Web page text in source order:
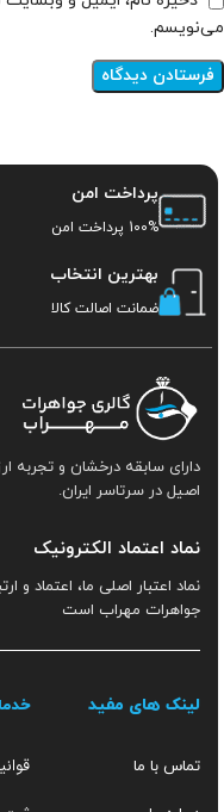
می‌نویسم.
پرداخت امن
100% پرداخت امن
بهترین انتخاب
ضمانت اصالت کالا
دارای سابقه درخشان و تجربه
اصیل در سرتاسر ایران.
نماد اعتماد الکترونیک
نماد اعتبار اصلی ما، اعتماد و
جواهرات مهراب است
لینک های مفید
تماس با ما